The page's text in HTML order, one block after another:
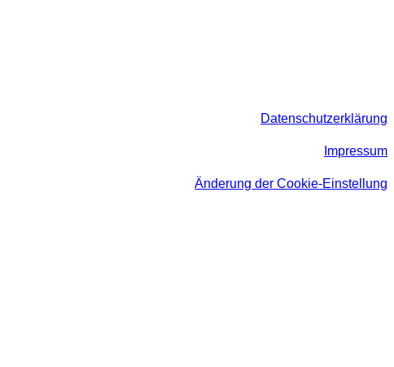
Datenschutzerklärung
Impressum
Änderung der Cookie-Einstellung